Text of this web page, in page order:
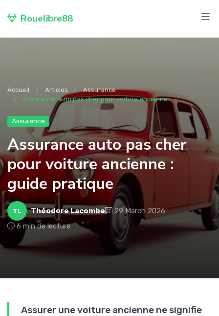
Rouelibre88
Accueil Articles
Assurance
Assurance auto pas cher pour voiture ancienne :...
Assurance
Assurance auto pas cher
pour voiture ancienne :
guide pratique
TL Théodore Lacombe
29 March 2026
6 min de lecture
Assurer une voiture ancienne ne signifie